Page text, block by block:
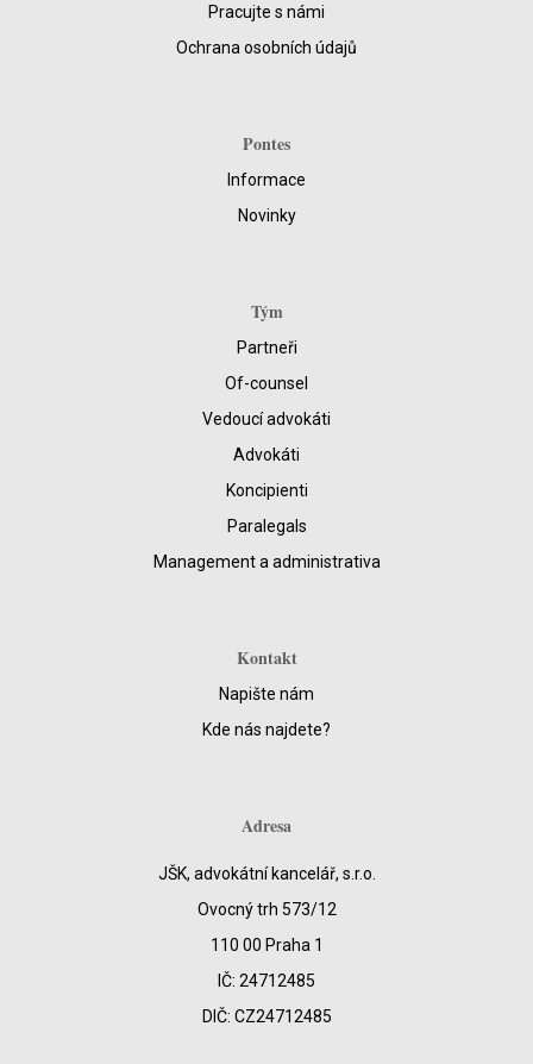
Pracujte s námi
Ochrana osobních údajů
Pontes
Informace
Novinky
Tým
Partneři
Of-counsel
Vedoucí advokáti
Advokáti
Koncipienti
Paralegals
Management a administrativa
Kontakt
Napište nám
Kde nás najdete?
Adresa
JŠK, advokátní kancelář, s.r.o.
Ovocný trh 573/12
110 00 Praha 1
IČ: 24712485
DIČ: CZ24712485